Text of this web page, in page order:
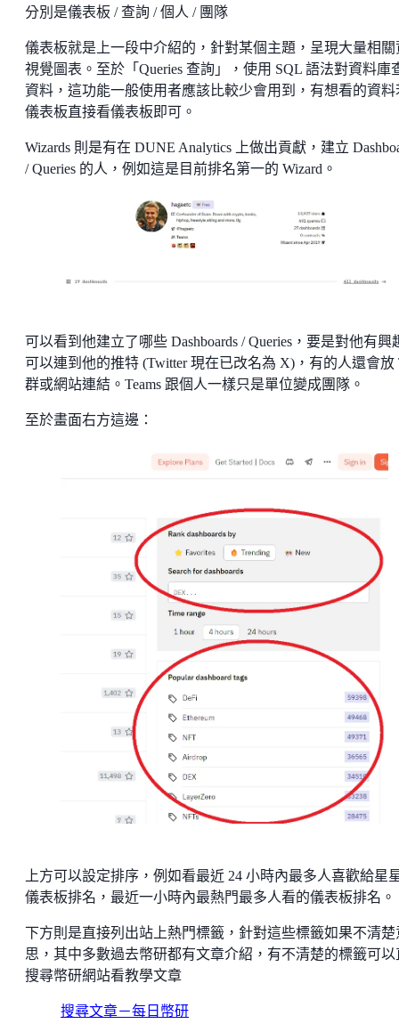
分別是儀表板 / 查詢 / 個人 / 團隊
儀表板就是上一段中介紹的，針對某個主題，呈現大量相關
視覺圖表。至於「Queries 查詢」，使用 SQL 語法對資料庫
資料，這功能一般使用者應該比較少會用到，有想看的資料
儀表板直接看儀表板即可。
Wizards 則是有在 DUNE Analytics 上做出貢獻，建立
/ Queries 的人，例如這是目前排名第一的 Wizard。
可以看到他建立了哪些 Dashboards / Queries，要是對他有興
可以連到他的推特 (Twitter 現在已改名為 X)，有的人還會放
群或網站連結。Teams 跟個人一樣只是單位變成團隊。
至於畫面右方這邊：
上方可以設定排序，例如看最近 24 小時內最多人喜歡給星
儀表板排名，最近一小時內最熱門最多人看的儀表板排名。
下方則是直接列出站上熱門標籤，針對這些標籤如果不清楚
思，其中多數過去幣研都有文章介紹，有不清楚的標籤可以
搜尋幣研網站看教學文章
搜尋文章－每日幣研